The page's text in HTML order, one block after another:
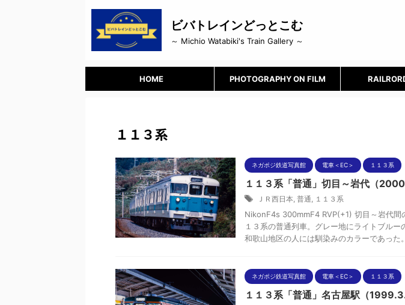
ビバトレインどっとこむ
～ Michio Watabiki's Train Gallery ～
HOME PHOTOGRAPHY ON FILM
１１３系
ネガポジ鉄道写真館 電車＜EC＞ １１３系
１１３系「普通」切目～岩代（
ＪＲ西日本, 普通, １１３系
NikonF4s 300mmF4 RVP(+1) 切目～岩代間
１３系の普通列車。グレー地にライトブル
和歌山地区の人には馴染みのカラーであっ
ネガポジ鉄道写真館 電車＜EC＞ １１３系
１１３系「普通」名古屋駅（